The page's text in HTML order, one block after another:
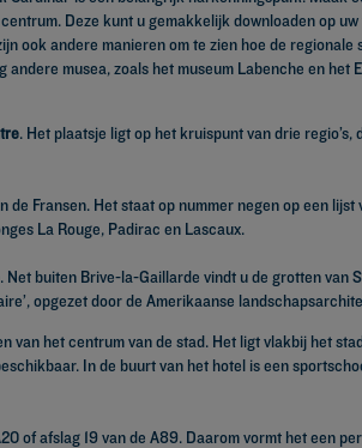
Deze kunt u gemakkelijk downloaden op
ook andere manieren om te zien hoe de
musea, zoals het museum Labenche en
. Het plaatsje ligt op het kruispunt van drie
Fransen. Het staat op nummer negen op een
La Rouge, Padirac en Lascaux.
buiten Brive-la-Gaillarde vindt u de grotten
opgezet door de Amerikaanse
van het centrum van de stad. Het ligt vlakbij het
In de buurt van het hotel is een
of afslag 19 van de A89. Daarom vormt het een